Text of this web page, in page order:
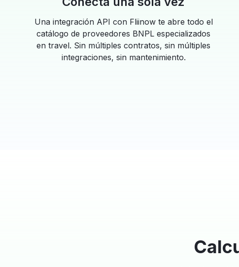
Una integración API con Fliinow te abre todo el
catálogo de proveedores BNPL especializados
en travel. Sin múltiples contratos, sin múltiples
integraciones, sin mantenimiento.